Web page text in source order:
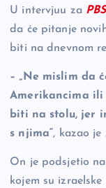
U intervjuu za
da će pitanje
biti na dnevnom
– „Ne mislim da
Amerikancima ili
biti na stolu, jer
s njima“, kazao je
On je podsjetio
kojem su